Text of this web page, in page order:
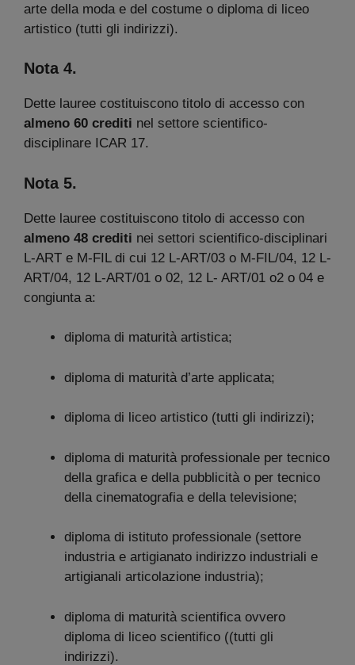
arte della moda e del costume o diploma di liceo
artistico (tutti gli indirizzi).
Nota 4.
Dette lauree costituiscono titolo di accesso con
almeno 60 crediti nel settore scientifico-
disciplinare ICAR 17.
Nota 5.
Dette lauree costituiscono titolo di accesso con
almeno 48 crediti nei settori scientifico-disciplinari
L-ART e M-FIL di cui 12 L-ART/03 o M-FIL/04, 12 L-
ART/04, 12 L-ART/01 o 02, 12 L- ART/01 o2 o 04 e
congiunta a:
diploma di maturità artistica;
diploma di maturità d’arte applicata;
diploma di liceo artistico (tutti gli indirizzi);
diploma di maturità professionale per tecnico
della grafica e della pubblicità o per tecnico
della cinematografia e della televisione;
diploma di istituto professionale (settore
industria e artigianato indirizzo industriali e
artigianali articolazione industria);
diploma di maturità scientifica ovvero
diploma di liceo scientifico ((tutti gli
indirizzi).